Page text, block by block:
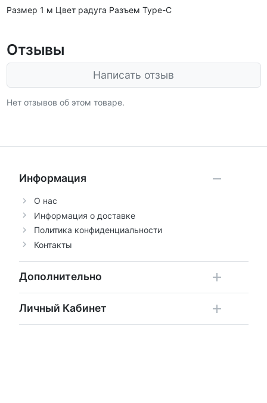
Размер 1 м Цвет радуга Разъем Type-C
Отзывы
Написать отзыв
Нет отзывов об этом товаре.
Информация
О нас
Информация о доставке
Политика конфиденциальности
Контакты
Дополнительно
Личный Кабинет